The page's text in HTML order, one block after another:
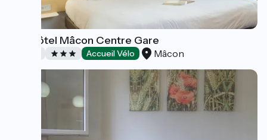
Brit Hôtel Mâcon Centre Gare
Accueil Vélo Mâcon